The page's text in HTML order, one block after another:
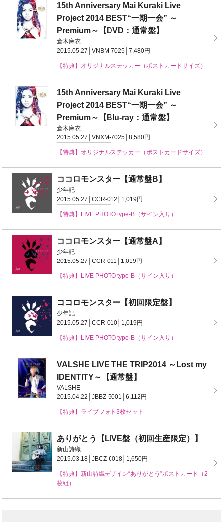
15th Anniversary Mai Kuraki Live
Project 2014 BEST“一期一会” ～
Premium～【DVD：通常盤】
倉木麻衣
2015.05.27│VNBM-7025│7,480円
【特典】オリジナルステッカー（ポストカードサイズ）
15th Anniversary Mai Kuraki Live
Project 2014 BEST“一期一会” ～
Premium～【Blu-ray：通常盤】
倉木麻衣
2015.05.27│VNXM-7025│8,580円
【特典】オリジナルステッカー（ポストカードサイズ）
ココロモンスター【通常盤B】
少年記
2015.05.27│CCR-012│1,019円
【特典】LIVE PHOTO type-B（サイン入り）
ココロモンスター【通常盤A】
少年記
2015.05.27│CCR-011│1,019円
【特典】LIVE PHOTO type-B（サイン入り）
ココロモンスター【初回限定盤】
少年記
2015.05.27│CCR-010│1,019円
【特典】LIVE PHOTO type-B（サイン入り）
VALSHE LIVE THE TRIP2014 ～Lost my
IDENTITY～【通常盤】
VALSHE
2015.04.22│JBBZ-5001│6,112円
【特典】ライブフォト3枚セット
ありがとう【LIVE盤（初回生産限定）】
新山詩織
2015.03.18│JBCZ-6018│1,650円
【特典】新山詩織デザイン“ありがとう”ポストカード（2
枚組）